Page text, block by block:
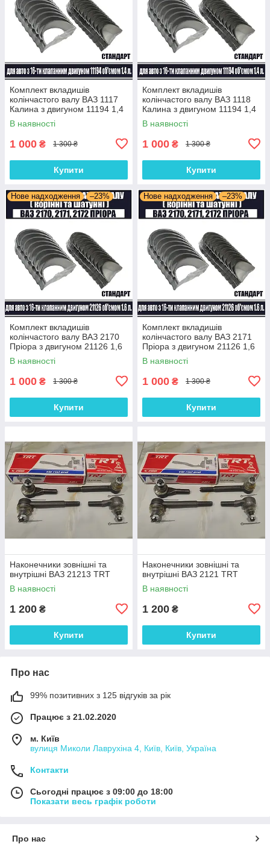
Комплект вкладишів
колінчастого валу ВАЗ 1117
Калина з двигуном 11194 1,4
л 16 клапанів (комплект
корінні та шатунні) Стандарт
В наявності
1 000 ₴ 1 300 ₴
Купити
Комплект вкладишів
колінчастого валу ВАЗ 1118
Калина з двигуном 11194 1,4
л 16 клапанів (комплект
корінні та шатунні) Стандарт
В наявності
1 000 ₴ 1 300 ₴
Купити
Нове надходження –23%
Комплект вкладишів
колінчастого валу ВАЗ 2170
Пріора з двигуном 21126 1,6
л 16 клапанів (комплект
корінні та шатунні) Стандарт
В наявності
1 000 ₴ 1 300 ₴
Купити
Нове надходження –23%
Комплект вкладишів
колінчастого валу ВАЗ 2171
Пріора з двигуном 21126 1,6
л 16 клапанів (комплект
корінні та шатунні) Стандарт
В наявності
1 000 ₴ 1 300 ₴
Купити
Наконечники зовнішні та
внутрішні ВАЗ 21213 TRT
В наявності
1 200 ₴
Купити
Наконечники зовнішні та
внутрішні ВАЗ 2121 TRT
В наявності
1 200 ₴
Купити
Про нас
99% позитивних з 125 відгуків за рік
Працює з 21.02.2020
м. Київ
вулиця Миколи Лаврухіна 4, Київ, Київ, Україна
Контакти
Сьогодні працює з 09:00 до 18:00
Показати весь графік роботи
Про нас